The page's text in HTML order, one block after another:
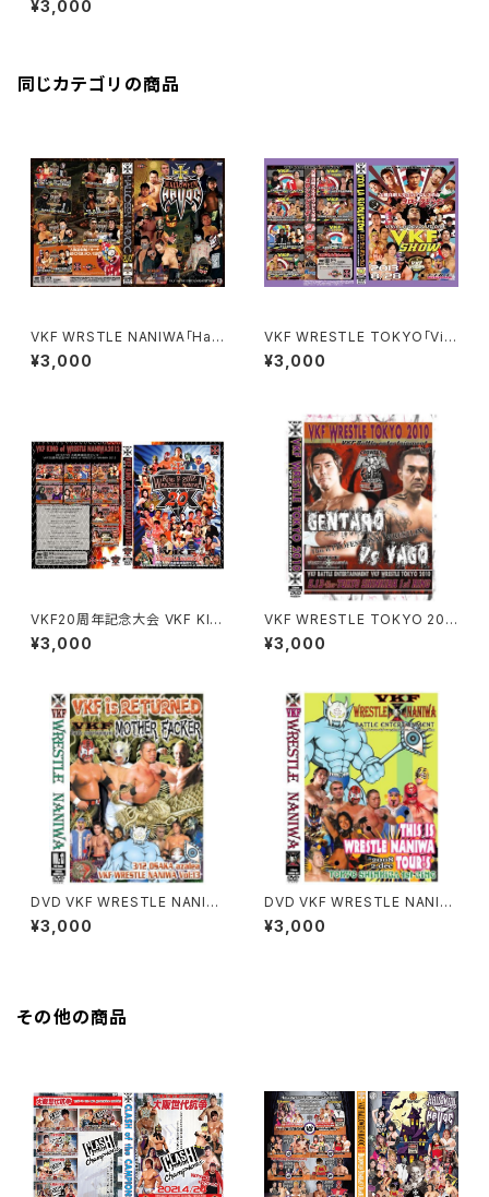
¥3,000
同じカテゴリの商品
VKF WRSTLE NANIWA｢Hall
oween havoc」
¥3,000
VKF WRESTLE TOKYO「Viv
a la revolution!」
¥3,000
VKF20周年記念大会 VKF KIN
G of WRESTLE NANIWA 20
12
¥3,000
VKF WRESTLE TOKYO 201
0
¥3,000
DVD VKF WRESTLE NANIW
A Vol:13
¥3,000
DVD VKF WRESTLE NANIW
A "This is WRESTLE NANI
WA TOUR's"
¥3,000
その他の商品